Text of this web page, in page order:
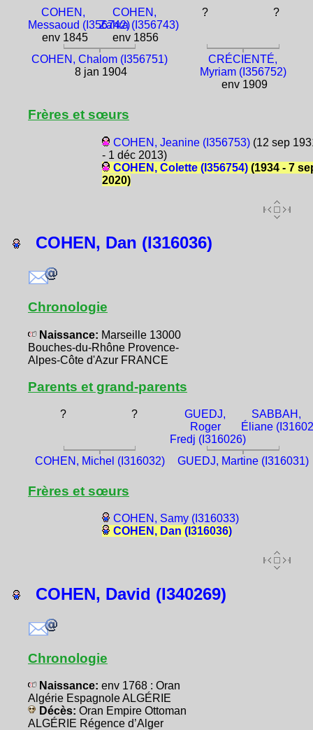
COHEN,
Messaoud (I356742)
env 1845
COHEN,
Zahra (I356743)
env 1856
? ?
COHEN, Chalom (I356751)
8 jan 1904
CRÉCIENTÉ,
Myriam (I356752)
env 1909
Frères et sœurs
COHEN, Jeanine (I356753)(12 sep
- 1 déc 2013)
COHEN, Colette (I356754)(1934 - 7
2020)
COHEN, Dan (I316036)
Chronologie
Naissance: Marseille 13000
Bouches-du-Rhône Provence-
Alpes-Côte d'Azur FRANCE
Parents et grand-parents
? ?
GUEDJ,
Roger
Fredj (I316026)
SABBAH,
Éliane
COHEN, Michel (I316032) GUEDJ, Martine (I316031)
Frères et sœurs
COHEN, Samy (I316033)
COHEN, Dan (I316036)
COHEN, David (I340269)
Chronologie
Naissance: env 1768 : Oran
Algérie Espagnole ALGÉRIE
Décès: Oran Empire Ottoman
ALGÉRIE Régence d’Alger